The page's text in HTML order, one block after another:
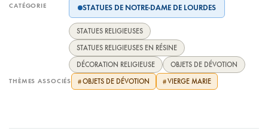
CATÉGORIE STATUES DE NOTRE-DAME DE LOURDES
STATUES RELIGIEUSES
STATUES RELIGIEUSES EN RÉSINE
DÉCORATION RELIGIEUSE
OBJETS DE DÉVOTION
THÈMES ASSOCIÉS #OBJETS DE DÉVOTION #VIERGE MARIE